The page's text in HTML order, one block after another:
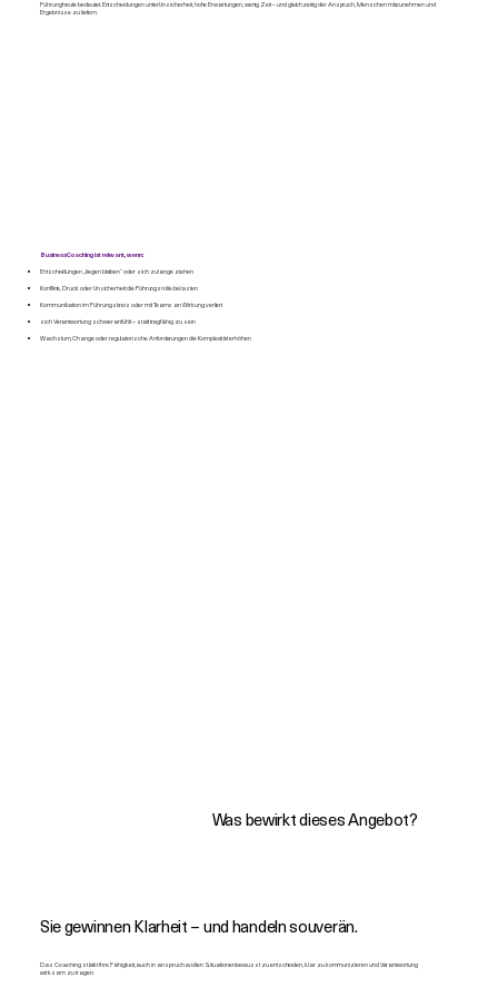
Führung heute bedeutet. Entscheidungen unter Unsicherheit, hohe Erwartungen, wenig Zeit – und gleichzeitig der Anspruch, Menschen mitzunehmen und
Ergebnisse zu liefern.
Business Coaching ist relevant, wenn​:
Entscheidungen „liegen bleiben“ oder sich zu lange ziehen
Konflikte, Druck oder Unsicherheit die Führungsrolle belasten
Kommunikation im Führungskreis oder mit Teams an Wirkung verliert
sich Verantwortung schwer anfühlt – statt tragfähig zu sein
Wachstum, Change oder regulatorische Anforderungen die Komplexität erhöhen
Was bewirkt dieses Angebot?
Sie gewinnen Klarheit – und handeln souverän.
Das Coaching stärkt Ihre Fähigkeit, auch in anspruchsvollen Situationen bewusst zu entscheiden, klar zu kommunizieren und Verantwortung
wirksam zu tragen.